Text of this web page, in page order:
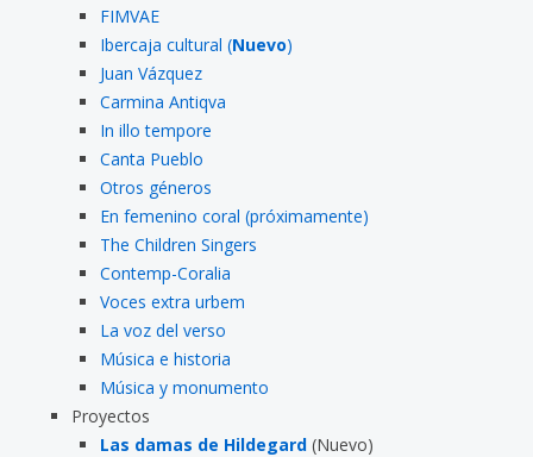
FIMVAE
Ibercaja cultural (Nuevo)
Juan Vázquez
Carmina Antiqva
In illo tempore
Canta Pueblo
Otros géneros
En femenino coral (próximamente)
The Children Singers
Contemp-Coralia
Voces extra urbem
La voz del verso
Música e historia
Música y monumento
Proyectos
Las damas de Hildegard (Nuevo)